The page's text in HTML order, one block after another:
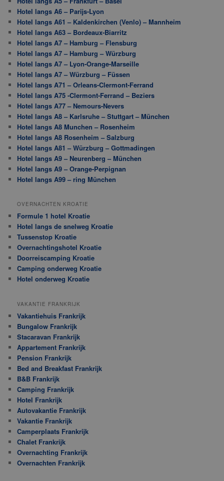
Hotel langs A6 – Parijs-Lyon
Hotel langs A61 – Kaldenkirchen (Venlo) – Mannheim
Hotel langs A63 – Bordeaux-Biarritz
Hotel langs A7 – Hamburg – Flensburg
Hotel langs A7 – Hamburg – Würzburg
Hotel langs A7 – Lyon-Orange-Marseille
Hotel langs A7 – Würzburg – Füssen
Hotel langs A71 – Orleans-Clermont-Ferrand
Hotel langs A75 -Clermont-Ferrand – Beziers
Hotel langs A77 – Nemours-Nevers
Hotel langs A8 – Karlsruhe – Stuttgart – München
Hotel langs A8 Munchen – Rosenheim
Hotel langs A8 Rosenheim – Salzburg
Hotel langs A81 – Würzburg – Gottmadingen
Hotel langs A9 – Neurenberg – München
Hotel langs A9 – Orange-Perpignan
Hotel langs A99 – ring München
OVERNACHTEN KROATIE
Formule 1 hotel Kroatie
Hotel langs de snelweg Kroatie
Tussenstop Kroatie
Overnachtingshotel Kroatie
Doorreiscamping Kroatie
Camping onderweg Kroatie
Hotel onderweg Kroatie
VAKANTIE FRANKRIJK
Vakantiehuis Frankrijk
Bungalow Frankrijk
Stacaravan Frankrijk
Appartement Frankrijk
Pension Frankrijk
Bed and Breakfast Frankrijk
B&B Frankrijk
Camping Frankrijk
Hotel Frankrijk
Autovakantie Frankrijk
Vakantie Frankrijk
Camperplaats Frankrijk
Chalet Frankrijk
Overnachting Frankrijk
Overnachten Frankrijk